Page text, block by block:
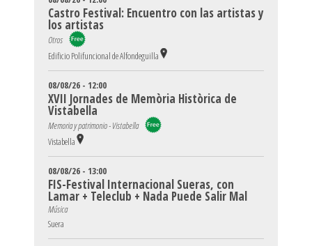
Castro Festival: Encuentro con las artistas y
los artistas
Otros
Edificio Polifuncional de Alfondeguilla
08/08/26 - 12:00
XVII Jornades de Memòria Històrica de
Vistabella
Memoria y patrimonio - Vistabella
Vistabella
08/08/26 - 13:00
FIS-Festival Internacional Sueras, con
Lamar + Teleclub + Nada Puede Salir Mal
Música
Suera